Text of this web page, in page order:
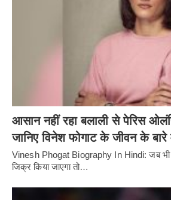
आसान नहीं रहा बलाली से पेरिस
जानिए विनेश फोगाट के जीवन के बारे
Vinesh Phogat Biography In Hindi: जब भी
जिक्र किया जाएगा तो…